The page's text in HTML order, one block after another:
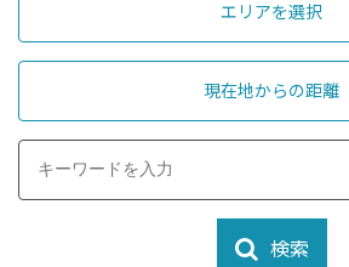
エリアを選択
現在地からの距離
検索